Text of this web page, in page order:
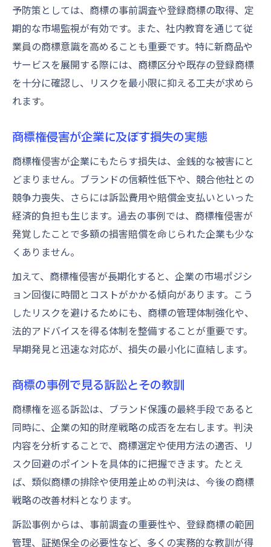
予防策としては、商標の事前調査や登録商標の取得、定
期的な市場監視が有効です。また、社内教育を通じて従
業員の商標意識を高めることも重要です。特に新商品や
サービスを展開する際には、商標区分や既存の登録商標
を十分に確認し、リスクを最小限に抑える工夫が求めら
れます。
商標権侵害が企業に及ぼす損失の実態
商標権侵害が企業にもたらす損失は、金銭的な被害にと
どまりません。ブランドの信頼性低下や、競合他社との
競争力喪失、さらには訴訟費用や賠償金支払いといった
経済的負担も生じます。過去の事例では、商標権侵害が
発覚したことで多額の損害賠償を命じられた企業も少な
くありません。
加えて、商標権侵害が長期化すると、企業の市場ポジシ
ョン回復に時間とコストがかかる傾向があります。こう
したリスクを避けるためにも、商標の管理体制強化や、
法的アドバイスを得る体制を整備することが重要です。
早期発見と迅速な対応が、損失の最小化に直結します。
商標の事例で見る訴訟とその教訓
商標権を巡る訴訟は、ブランド保護の最終手段であると
同時に、企業の知的財産戦略の成否を左右します。判決
内容を分析することで、商標選定や使用方法の適否、リ
スク回避のポイントを具体的に把握できます。たとえ
ば、類似商標の排除や使用差止めの判決は、今後の商標
戦略の改善材料となります。
訴訟事例からは、事前調査の重要性や、登録商標の範囲
管理、証拠保全の必要性など、多くの実務的な教訓が得